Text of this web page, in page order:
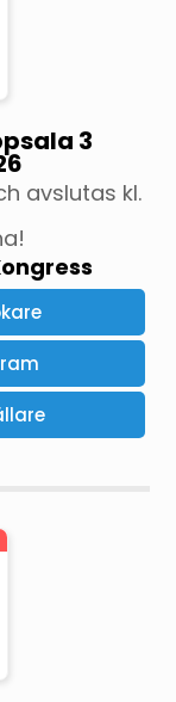
3
avslutas kl.